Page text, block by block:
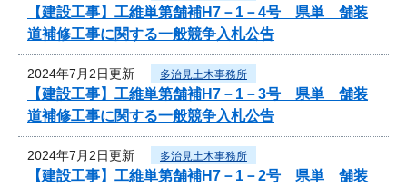
【建設工事】工維単第舗補H7－1－4号 県単 舗装
道補修工事に関する一般競争入札公告
2024年7月2日更新 多治見土木事務所
【建設工事】工維単第舗補H7－1－3号 県単 舗装
道補修工事に関する一般競争入札公告
2024年7月2日更新 多治見土木事務所
【建設工事】工維単第舗補H7－1－2号 県単 舗装